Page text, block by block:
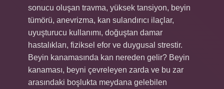
sonucu oluşan travma, yüksek tansiyon, beyin
tümörü, anevrizma, kan sulandırıcı ilaçlar,
uyuşturucu kullanımı, doğuştan damar
hastalıkları, fiziksel efor ve duygusal strestir.
Beyin kanamasında kan nereden gelir? Beyin
kanaması, beyni çevreleyen zarda ve bu zar
arasındaki boşlukta meydana gelebilen